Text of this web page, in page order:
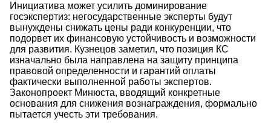
Инициатива может усилить доминирование
госэкспертиз: негосударственные эксперты будут
вынуждены снижать цены ради конкуренции, что
подорвет их финансовую устойчивость и возможности
для развития. Кузнецов заметил, что позиция КС
изначально была направлена на защиту принципа
правовой определенности и гарантий оплаты
фактически выполненной работы экспертов.
Законопроект Минюста, вводящий конкретные
основания для снижения вознаграждения, формально
пытается учесть эти требования.